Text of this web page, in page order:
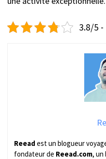
3.8/5
Reead est un blogueur
fondateur de Reead.com, un